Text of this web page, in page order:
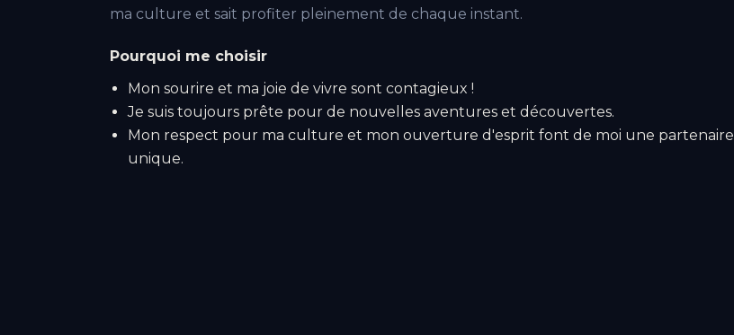
ma culture et sait profiter pleinement de chaque instant.
Pourquoi me choisir
Mon sourire et ma joie de vivre sont contagieux !
Je suis toujours prête pour de nouvelles aventures et découvertes.
Mon respect pour ma culture et mon ouverture d'esprit font de moi une partenaire
unique.